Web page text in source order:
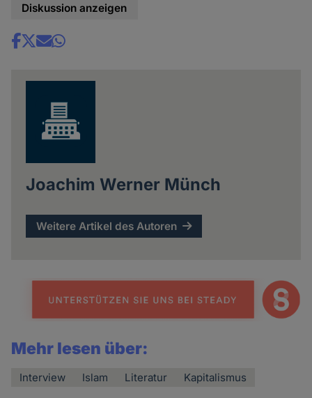
Diskussion anzeigen
Share
Joachim Werner Münch
Weitere Artikel des Autoren
Mehr lesen über:
Interview Islam Literatur Kapitalismus